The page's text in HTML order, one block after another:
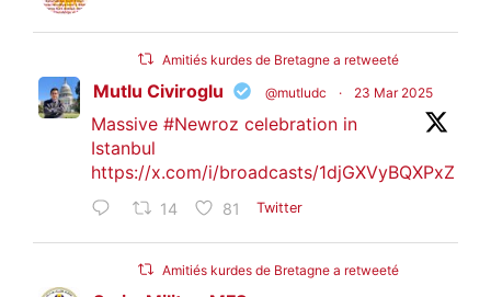
Amitiés kurdes de Bretagne a retweeté
Mutlu Civiroglu @mutludc · 23 Mar 2025
Massive #Newroz celebration in
Istanbul
https://x.com/i/broadcasts/1djGXVyBQXPxZ
14 81 Twitter
Amitiés kurdes de Bretagne a retweeté